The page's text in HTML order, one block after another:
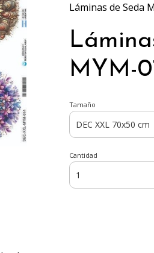
Láminas de Seda
MYM-
Tamaño
Cantidad